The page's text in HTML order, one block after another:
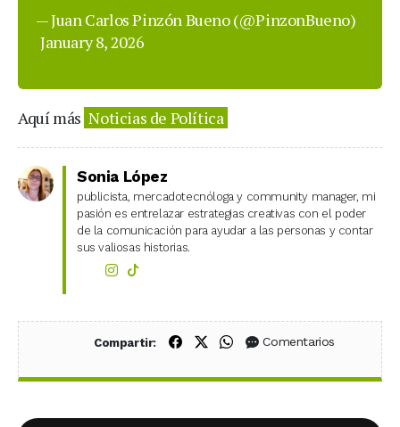
— Juan Carlos Pinzón Bueno (@PinzonBueno)
January 8, 2026
Aquí más Noticias de Política
Sonia López
publicista, mercadotecnóloga y community manager, mi
pasión es entrelazar estrategias creativas con el poder
de la comunicación para ayudar a las personas y contar
sus valiosas historias.
Compartir: Compartir en Facebook
Compartir en X (Twitter)
Compartir en WhatsApp
Comentarios